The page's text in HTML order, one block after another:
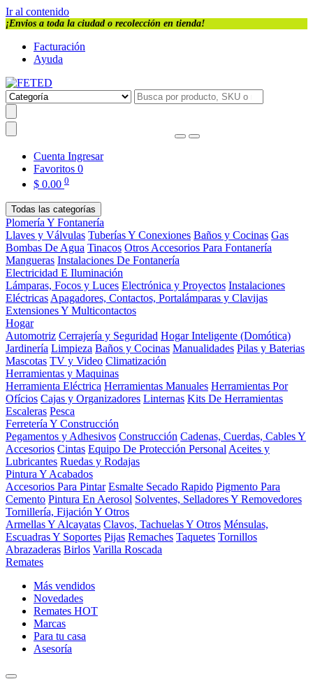
Ir al contenido
¡Envios a toda la ciudad o recolección en tienda!
Facturación
Ayuda
Cuenta Ingresar
Favoritos 0
$ 0.00 0
Todas las categorías
Plomería Y Fontanería
Llaves y Válvulas Tuberías Y Conexiones Baños y Cocinas Gas
Bombas De Agua Tinacos Otros Accesorios Para Fontanería
Mangueras Instalaciones De Fontanería
Electricidad E Iluminación
Lámparas, Focos y Luces Electrónica y Proyectos Instalaciones
Eléctricas Apagadores, Contactos, Portalámparas y Clavijas
Extensiones Y Multicontactos
Hogar
Automotriz Cerrajería y Seguridad Hogar Inteligente (Domótica)
Jardinería Limpieza Baños y Cocinas Manualidades Pilas y Baterias
Mascotas TV y Video Climatización
Herramientas y Maquinas
Herramienta Eléctrica Herramientas Manuales Herramientas Por
Ofícios Cajas y Organizadores Linternas Kits De Herramientas
Escaleras Pesca
Ferretería Y Construcción
Pegamentos y Adhesivos Construcción Cadenas, Cuerdas, Cables Y
Accesorios Cintas Equipo De Protección Personal Aceites y
Lubricantes Ruedas y Rodajas
Pintura Y Acabados
Accesorios Para Pintar Esmalte Secado Rapido Pigmento Para
Cemento Pintura En Aerosol Solventes, Selladores Y Removedores
Tornillería, Fijación Y Otros
Armellas Y Alcayatas Clavos, Tachuelas Y Otros Ménsulas,
Escuadras Y Soportes Pijas Remaches Taquetes Tornillos
Abrazaderas Birlos Varilla Roscada
Remates
Más vendidos
Novedades
Remates HOT
Marcas
Para tu casa
Asesoría